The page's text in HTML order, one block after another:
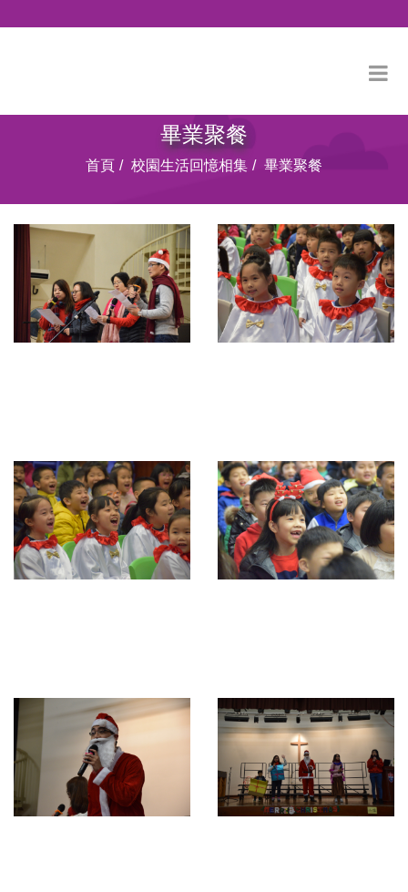
畢業聚餐
首頁 校園生活回憶相集 畢業聚餐